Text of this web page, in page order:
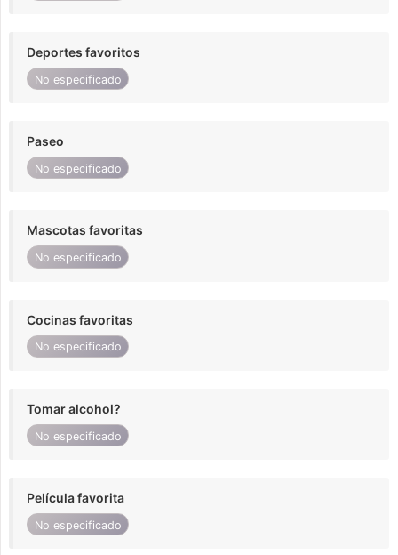
Deportes favoritos
No especificado
Paseo
No especificado
Mascotas favoritas
No especificado
Cocinas favoritas
No especificado
Tomar alcohol?
No especificado
Película favorita
No especificado